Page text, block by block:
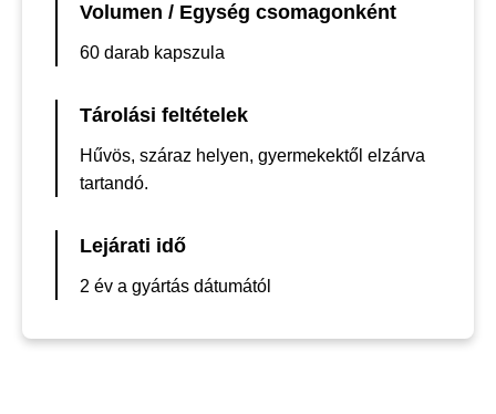
Volumen / Egység csomagonként
60 darab kapszula
Tárolási feltételek
Hűvös, száraz helyen, gyermekektől elzárva
tartandó.
Lejárati idő
2 év a gyártás dátumától